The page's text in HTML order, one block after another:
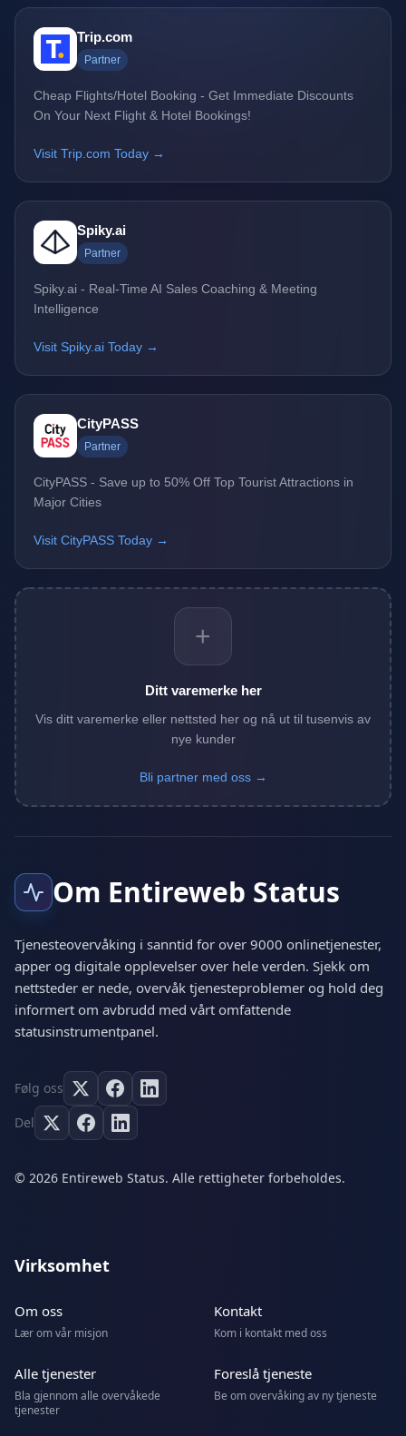
Trip.com
Partner
Cheap Flights/Hotel Booking - Get Immediate Discounts
On Your Next Flight & Hotel Bookings!
Visit Trip.com Today →
Spiky.ai
Partner
Spiky.ai - Real-Time AI Sales Coaching & Meeting
Intelligence
Visit Spiky.ai Today →
CityPASS
Partner
CityPASS - Save up to 50% Off Top Tourist Attractions in
Major Cities
Visit CityPASS Today →
+
Ditt varemerke her
Vis ditt varemerke eller nettsted her og nå ut til tusenvis av
nye kunder
Bli partner med oss →
Om Entireweb Status
Tjenesteovervåking i sanntid for over 9000 onlinetjenester,
apper og digitale opplevelser over hele verden. Sjekk om
nettsteder er nede, overvåk tjenesteproblemer og hold deg
informert om avbrudd med vårt omfattende
statusinstrumentpanel.
Følg oss
Del
© 2026 Entireweb Status. Alle rettigheter forbeholdes.
Virksomhet
Om oss
Lær om vår misjon
Kontakt
Kom i kontakt med oss
Alle tjenester
Bla gjennom alle overvåkede
tjenester
Foreslå tjeneste
Be om overvåking av ny tjeneste